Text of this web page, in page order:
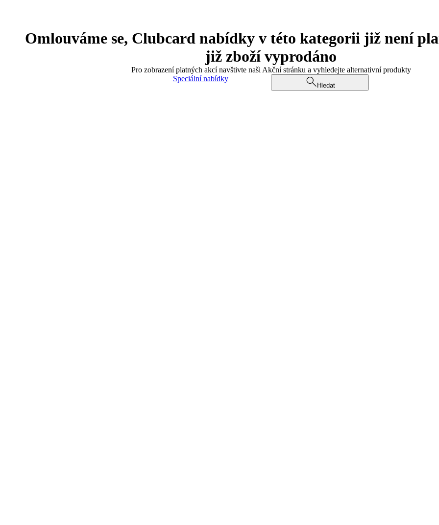
Omlouváme se, Clubcard nabídky v této kategorii již není
již zboží vyprodáno
Pro zobrazení platných akcí navštivte naši Akční stránku a vyhledejte alternativní produkty
Speciální nabídky
Hledat